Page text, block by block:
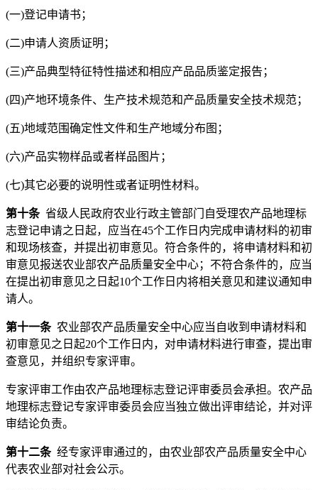
(一)登记申请书；
(二)申请人资质证明；
(三)产品典型特征特性描述和相应产品品质鉴定报告；
(四)产地环境条件、生产技术规范和产品质量安全技术规范；
(五)地域范围确定性文件和生产地域分布图；
(六)产品实物样品或者样品图片；
(七)其它必要的说明性或者证明性材料。
第十条省级人民政府农业行政主管部门自受理农产品地理标
志登记申请之日起，应当在45个工作日内完成申请材料的初审
和现场核查，并提出初审意见。符合条件的，将申请材料和初
审意见报送农业部农产品质量安全中心；不符合条件的，应当
在提出初审意见之日起10个工作日内将相关意见和建议通知申
请人。
第十一条农业部农产品质量安全中心应当自收到申请材料和
初审意见之日起20个工作日内，对申请材料进行审查，提出审
查意见，并组织专家评审。
专家评审工作由农产品地理标志登记评审委员会承担。农产品
地理标志登记专家评审委员会应当独立做出评审结论，并对评
审结论负责。
第十二条经专家评审通过的，由农业部农产品质量安全中心
代表农业部对社会公示。